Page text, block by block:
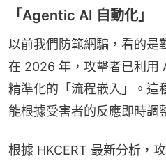
「Agentic AI 自動化」
以前我們防範網騙，看的是
在 2026 年，攻擊者已利用
精準化的「流程嵌入」。這
能根據受害者的反應即時調
根據 HKCERT 最新分析，